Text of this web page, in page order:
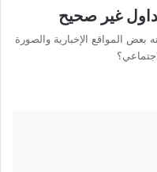
غير صحيح
بعض المواقع الإخبارية والصورة